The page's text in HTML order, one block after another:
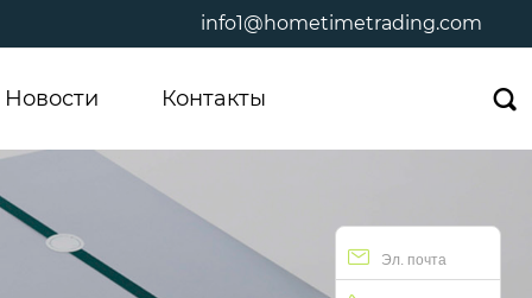
info1@hometimetrading.com
Новости Контакты 
Эл. почта